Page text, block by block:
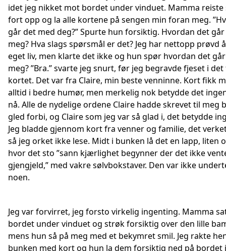
idet jeg nikket mot bordet under vinduet. Mamma reiste
fort opp og la alle kortene på sengen min foran meg.
går det med deg?” Spurte hun forsiktig. Hvordan det
meg? Hva slags spørsmål er det? Jeg har nettopp prøvd
eget liv, men klarte det ikke og hun spør hvordan det
meg? ”Bra.” svarte jeg snurt, før jeg begravde fjeset i
kortet. Det var fra Claire, min beste venninne. Kort fikk
alltid i bedre humør, men merkelig nok betydde det
nå. Alle de nydelige ordene Claire hadde skrevet til meg
gled forbi, og Claire som jeg var så glad i, det betydde
Jeg bladde gjennom kort fra venner og familie, det
så jeg orket ikke lese. Midt i bunken lå det en lapp, liten
hvor det sto ”sann kjærlighet begynner der det ikke
gjengjeld,” med vakre sølvbokstaver. Den var ikke
noen.
Jeg var forvirret, jeg forsto virkelig ingenting. Mamma
bordet under vinduet og strøk forsiktig over den lille
mens hun så på meg med et bekymret smil. Jeg rakte
bunken med kort og hun la dem forsiktig ned på bordet